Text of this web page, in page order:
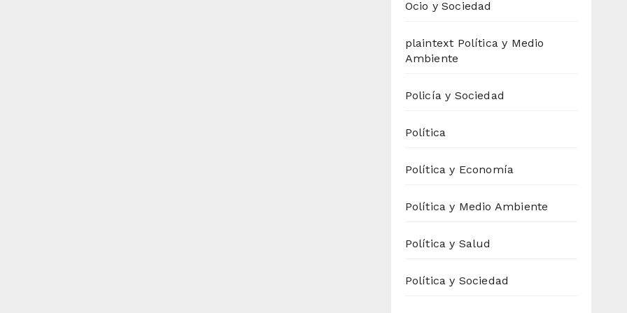
Ocio y Sociedad
plaintext Política y Medio
Ambiente
Policía y Sociedad
Política
Política y Economía
Política y Medio Ambiente
Política y Salud
Política y Sociedad